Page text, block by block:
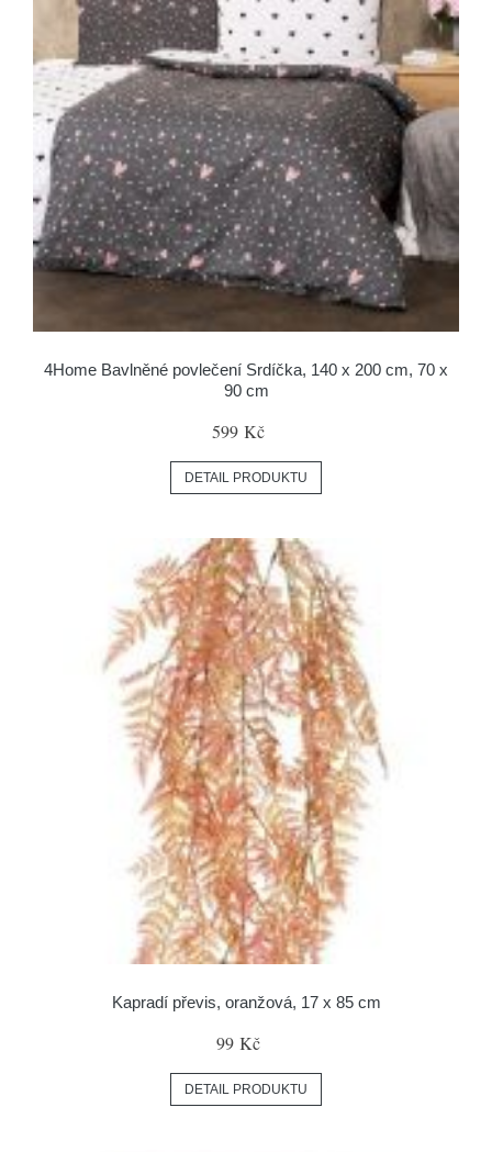
4Home Bavlněné povlečení Srdíčka, 140 x 200 cm, 70 x
90 cm
599 Kč
DETAIL PRODUKTU
Kapradí převis, oranžová, 17 x 85 cm
99 Kč
DETAIL PRODUKTU